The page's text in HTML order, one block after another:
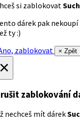
si zablokovat
dárek pak nekoupí
ty :)
zablokovat
× Zpět
zablokování
nechceš mít dárek